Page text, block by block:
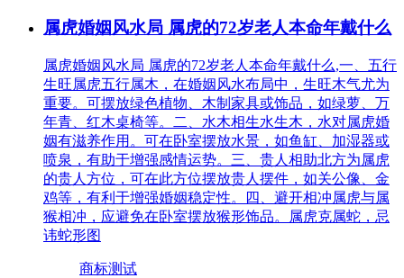
属虎婚姻风水局 属虎的72岁老人本命年戴什么
属虎婚姻风水局 属虎的72岁老人本命年戴什么,一、五行
生旺属虎五行属木，在婚姻风水布局中，生旺木气尤为
重要。可摆放绿色植物、木制家具或饰品，如绿萝、万
年青、红木桌椅等。二、水木相生水生木，水对属虎婚
姻有滋养作用。可在卧室摆放水景，如鱼缸、加湿器或
喷泉，有助于增强感情运势。三、贵人相助北方为属虎
的贵人方位，可在此方位摆放贵人摆件，如关公像、金
鸡等，有利于增强婚姻稳定性。四、避开相冲属虎与属
猴相冲，应避免在卧室摆放猴形饰品。属虎克属蛇，忌
讳蛇形图
商标测试